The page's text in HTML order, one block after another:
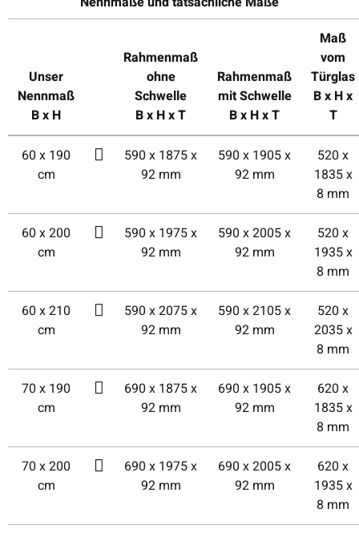
Unser
Nennmaß
B x H
Rahmenmaß
ohne
Schwelle
B x H x T
Rahmenmaß
mit Schwelle
B x H x T
Maß
vom
Türglas
B x H x
T
60 x 190
cm
590 x 1875 x
92 mm
590 x 1905 x
92 mm
520 x
1835 x
8 mm
60 x 200
cm
590 x 1975 x
92 mm
590 x 2005 x
92 mm
520 x
1935 x
8 mm
60 x 210
cm
590 x 2075 x
92 mm
590 x 2105 x
92 mm
520 x
2035 x
8 mm
70 x 190
cm
690 x 1875 x
92 mm
690 x 1905 x
92 mm
620 x
1835 x
8 mm
70 x 200
cm
690 x 1975 x
92 mm
690 x 2005 x
92 mm
620 x
1935 x
8 mm